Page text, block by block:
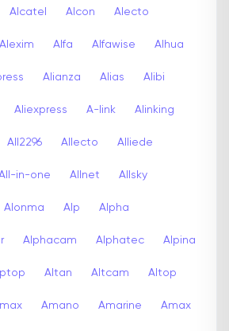
Alcatel Alcon Alecto
Alexim Alfa Alfawise Alhua
Alianza Alias Alibi
Aliexpress A-link Alinking
All2296 Allecto Alliede
in-one Allnet Allsky
Alonma Alp Alpha
Alphacam Alphatec Alpina
Altan Altcam Altop
Amano Amarine Amax